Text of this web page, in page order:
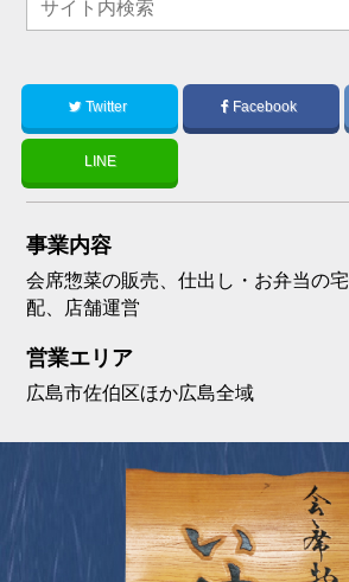
Twitter Facebook
LINE
事業内容
会席惣菜の販売、仕出し・お弁当の宅
配、店舗運営
営業エリア
広島市佐伯区ほか広島全域